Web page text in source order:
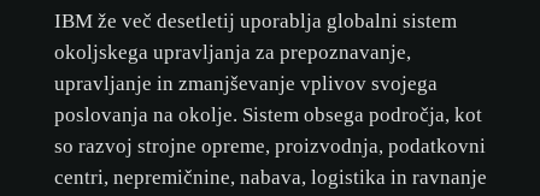
IBM že več desetletij uporablja globalni sistem
okoljskega upravljanja za prepoznavanje,
upravljanje in zmanjševanje vplivov svojega
poslovanja na okolje. Sistem obsega področja, kot
so razvoj strojne opreme, proizvodnja, podatkovni
centri, nepremičnine, nabava, logistika in ravnanje